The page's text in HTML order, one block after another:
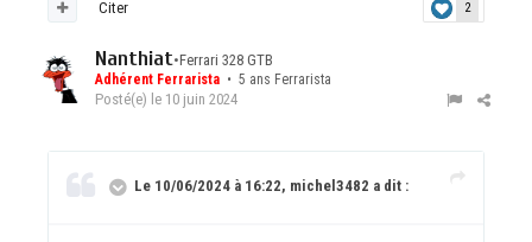
2
Citer
Nanthiat•Ferrari 328 GTB
Adhérent Ferrarista • 5 ans Ferrarista
Posté(e) le 10 juin 2024
Le 10/06/2024 à 16:22, michel3482 a dit :